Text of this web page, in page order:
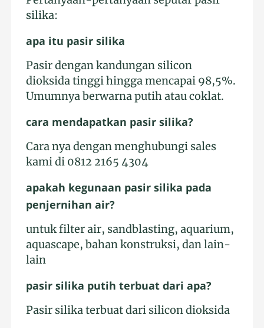
silika:
apa itu pasir silika
Pasir dengan kandungan silicon
dioksida tinggi hingga mencapai 98,5%.
Umumnya berwarna putih atau coklat.
cara mendapatkan pasir silika?
Cara nya dengan menghubungi sales
kami di 0812 2165 4304
apakah kegunaan pasir silika pada
penjernihan air?
untuk filter air, sandblasting, aquarium,
aquascape, bahan konstruksi, dan lain-
lain
pasir silika putih terbuat dari apa?
Pasir silika terbuat dari silicon dioksida